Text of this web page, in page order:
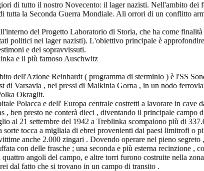
di tutto il nostro Novecento: il lager nazisti. Nell'ambito
tutta la Seconda Guerra Mondiale. Ali orrori di un conflitto
del Progetto Laboratorio di Storia, che ha come
politici nei lager nazisti). L'obiettivo principale è
e dei sopravvissuti.
e il più famoso Auschwitz
dell'Azione Reinhardt ( programma di sterminio ) è l'SS
di Varsavia , nei pressi di Malkinia Gorna , in un nodo
Okraglit.
Polacca e dell' Europa centrale costretti a lavorare in
, ben presto ne conterà dieci , diventando il principale campo
al 21 settembre del 1942 a Treblinka scompaiono più di
sorte tocca a migliaia di ebrei provenienti dai paesi limitrofi
anche 2.000 zingari . Dovendo operare nel pieno
con delle frasche ; una seconda e più esterna
quattro angoli del campo, e altre torri furono costruite nella
dal fatto che si trovano in un campo di transito .